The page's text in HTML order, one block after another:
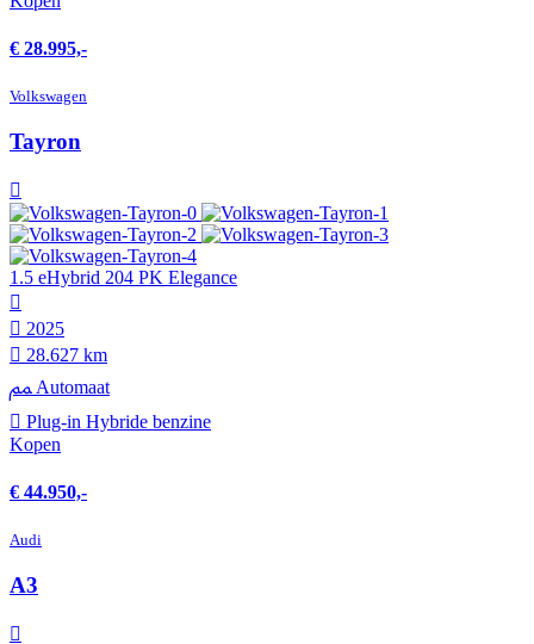
€ 28.995,-
Volkswagen
Tayron
1.5 eHybrid 204 PK Elegance
2025
28.627 km
Automaat
Plug-in Hybride benzine
Kopen
€ 44.950,-
Audi
A3